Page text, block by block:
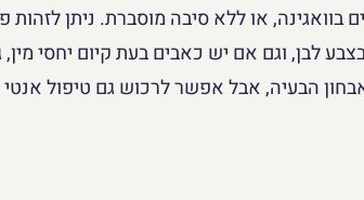
בוואגינה, או ללא סיבה מוסברת. ניתן
לבן, וגם אם יש כאבים בעת קיום יחסי מין,
הבעיה, אבל אפשר לרכוש גם טיפול